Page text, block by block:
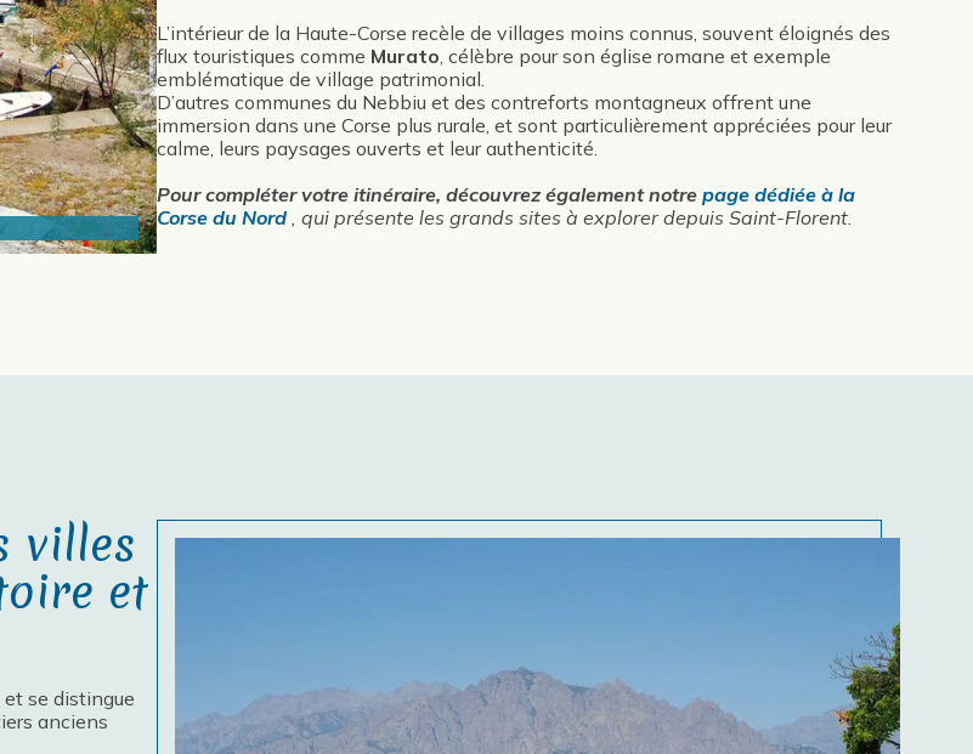
L’intérieur de la Haute-Corse recèle de villages moins connus, souvent éloignés des
flux touristiques comme Murato, célèbre pour son église romane et exemple
emblématique de village patrimonial.
D’autres communes du Nebbiu et des contreforts montagneux offrent une
immersion dans une Corse plus rurale, et sont particulièrement appréciées pour leur
calme, leurs paysages ouverts et leur authenticité.
Pour compléter votre itinéraire, découvrez également notre page dédiée à la
Corse du Nord , qui présente les grands sites à explorer depuis Saint-Florent.
villes
et
et se distingue
anciens